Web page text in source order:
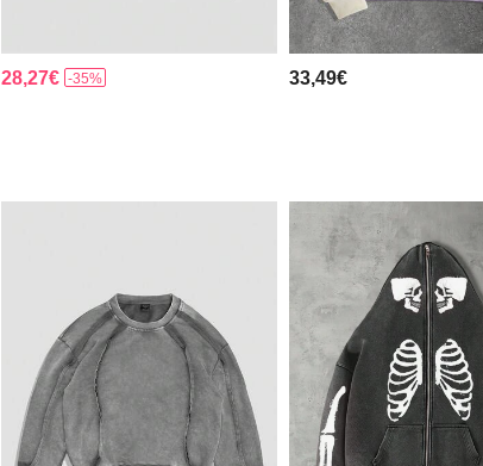
28,27€ -35% 33,49€